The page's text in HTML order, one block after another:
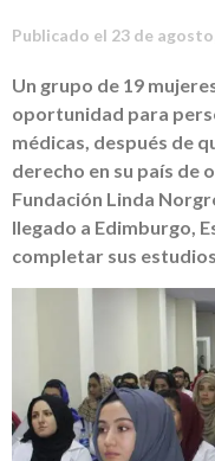
Publicado el 23 de
Un grupo de 19
oportunidad para
médicas, después de
derecho en su país de
Fundación Linda
llegado a Edimburgo,
completar sus